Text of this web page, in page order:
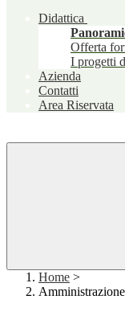
Didattica
Offerta
I progetti
Azienda
Contatti
Area Riservata
Home >